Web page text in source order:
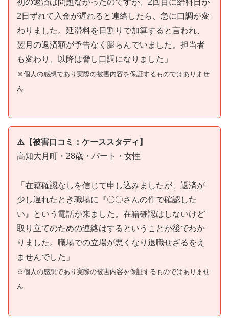
2日ずれて入金が遅れると連絡したら、急に口調が変
わりました。延滞料を日割りで加算すると言われ、
翌月の返済額が予告なく膨らんでいました。担当者
も変わり、以降は脅し口調になりました」
※個人の感想であり実際の被害内容を保証するものではありませ
ん
⚠️【被害口コミ：ケーススタディ】
高知大月町・28歳・パート・女性
「在籍確認なしを信じて申し込みましたが、返済が
少し遅れたとき職場に『〇〇さんの件で確認した
い』という電話が来ました。在籍確認はしないけど
取り立てのための連絡はするということが後でわか
りました。職場での立場が悪くなり退職せざるをえ
ませんでした」
※個人の感想であり実際の被害内容を保証するものではありませ
ん